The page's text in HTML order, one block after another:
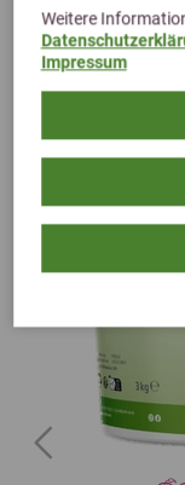
Weitere
Impressum
Previous